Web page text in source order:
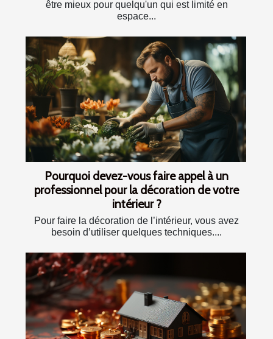
être mieux pour quelqu'un qui est limité en
espace...
Pourquoi devez-vous faire appel à un
professionnel pour la décoration de votre
intérieur ?
Pour faire la décoration de l’intérieur, vous avez
besoin d’utiliser quelques techniques....